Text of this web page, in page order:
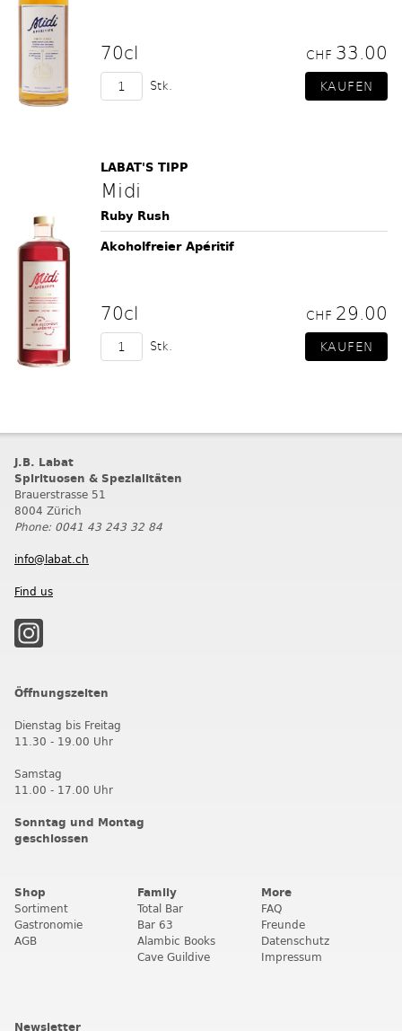
70cl CHF 33.00
Stk.
LABAT'S TIPP
Midi
Ruby Rush
Akoholfreier Apéritif
70cl CHF 29.00
Stk.
J.B. Labat
Spirituosen & Spezialitäten
Brauerstrasse 51
8004 Zürich
Phone: 0041 43 243 32 84
info@labat.ch
Find us
Öffnungszeiten
Dienstag bis Freitag
11.30 - 19.00 Uhr
Samstag
11.00 - 17.00 Uhr
Sonntag und Montag
geschlossen
Shop
Sortiment
Gastronomie
AGB
Family
Total Bar
Bar 63
Alambic Books
Cave Guildive
More
FAQ
Freunde
Datenschutz
Impressum
Newsletter